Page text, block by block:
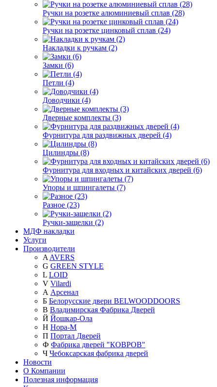
Ручки на розетке алюминиевый сплав (28)
Ручки на розетке цинковый сплав (24)
Накладки к ручкам (2)
Замки (6)
Петли (4)
Доводчики (4)
Дверные комплекты (3)
Фурнитура для раздвижных дверей (4)
Цилиндры (8)
Фурнитура для входных и китайских дверей (6)
Упоры и шпингалеты (7)
Разное (23)
Ручки-защелки (2)
МДФ накладки
Услуги
Производители
A AVERS
G GREEN STYLE
L LOID
V Vilardi
А Арсенал
Б Белорусские двери BELWOODDOORS
В Владимирская Фабрика Дверей
Й Йошкар-Ола
Н Нора-М
П Портал Дверей
Ф Фабрика дверей "КОВРОВ"
Ч Чебоксарская фабрика дверей
Новости
О Компании
Полезная информация